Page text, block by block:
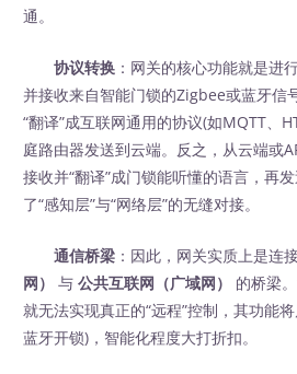
通。
协议转换 ：网关的核心功能就是进
并接收来自智能门锁的Zigbee或蓝牙信
“翻译”成互联网通用的协议(如MQTT、
庭路由器发送到云端。反之，从云端或
接收并“翻译”成门锁能听懂的语言，再
了“感知层”与“网络层”的无缝对接。
通信桥梁 ：因此，网关实质上是连
网）
‍ 与公共互联网（广域网）
的桥梁
就无法实现真正的“远程”控制，其功能
蓝牙开锁)，智能化程度大打折扣。